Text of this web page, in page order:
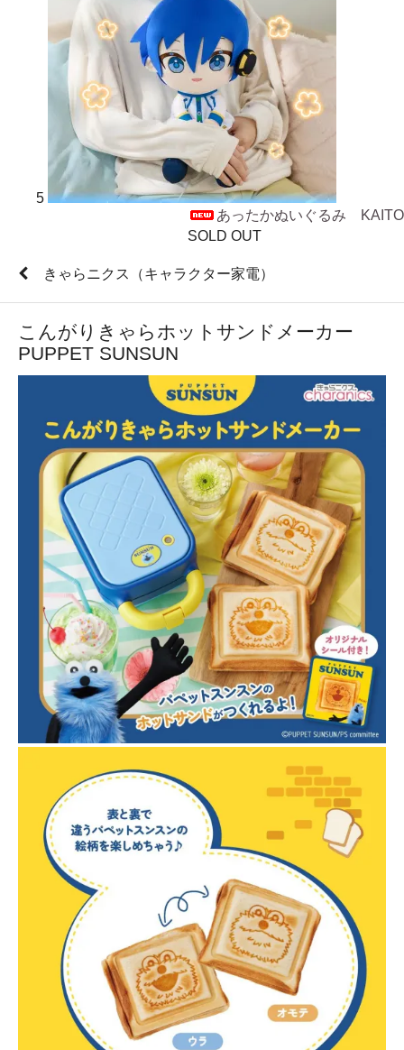
5
あったかぬいぐるみ KAITO
SOLD OUT
きゃらニクス（キャラクター家電）
こんがりきゃらホットサンドメーカー
PUPPET SUNSUN